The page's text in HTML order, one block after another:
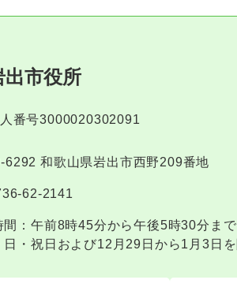
出市役所
番号3000020302091
6292 和歌山県岩出市西野209番地
62-2141
間：午前8時45分から午後5時30分まで
日・祝日および12月29日から1月3日を